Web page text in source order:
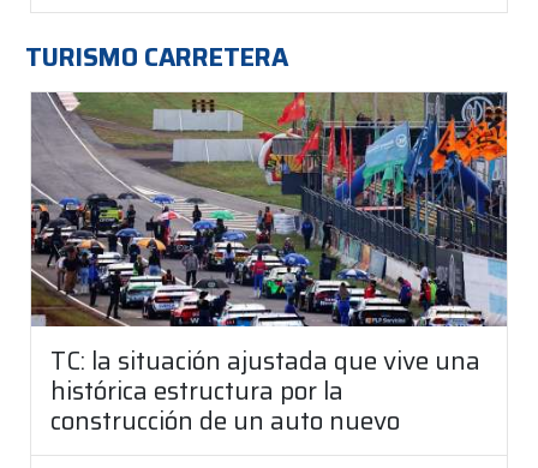
TURISMO CARRETERA
TC: la situación ajustada que vive una
histórica estructura por la
construcción de un auto nuevo